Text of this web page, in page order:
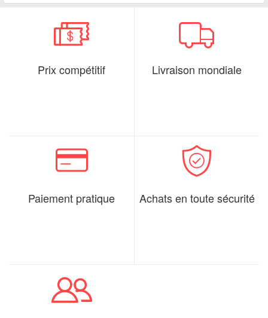
Prix compétitif Livraison mondiale
Paiement pratique Achats en toute sécurité